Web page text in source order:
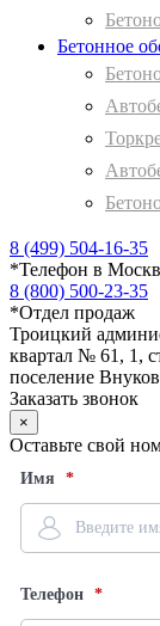
Бетонное
8 (499) 504-16-35
*Телефон в
8 (800) 500-23-35
*Отдел продаж
Троицкий
квартал № 61, 1,
поселение
Заказать звонок
×
Оставьте свой
Имя
Телефон